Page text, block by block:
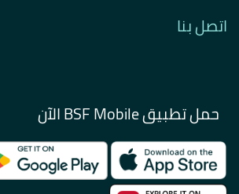
اتصل بنا
حمل تطبيق BSF Mobile الآن